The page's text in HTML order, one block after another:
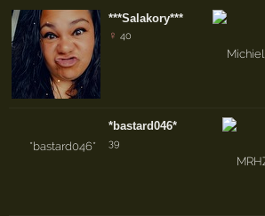
***Salakory***
♀ 40
*bastard046*
39